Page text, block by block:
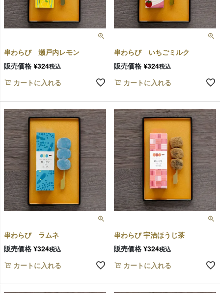
串わらび 瀬戸内レモン
販売価格 ¥324税込
カートに入れる
串わらび いちごミルク
販売価格 ¥324税込
カートに入れる
串わらび ラムネ
販売価格 ¥324税込
カートに入れる
串わらび 宇治ほうじ茶
販売価格 ¥324税込
カートに入れる